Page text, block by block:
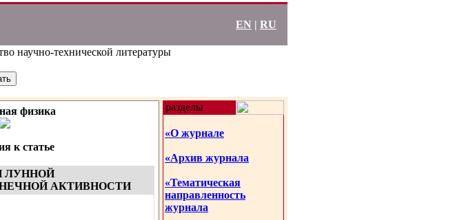
EN | RU
научно-технической литературы
физика
к статье
ЛУННОЙ
АКТИВНОСТИ
разделы
«О журнале
«Архив журнала
«Тематическая
направленность
журнала